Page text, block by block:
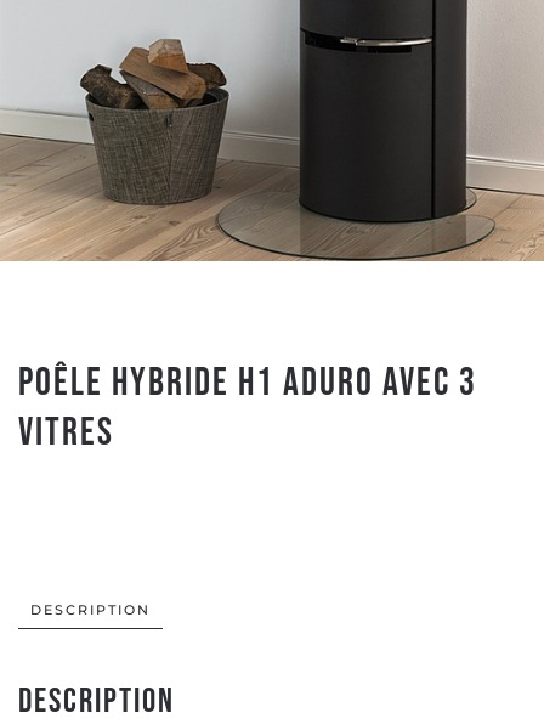
Poêle Hybride H1 ADURO avec 3
vitres
DESCRIPTION
Description